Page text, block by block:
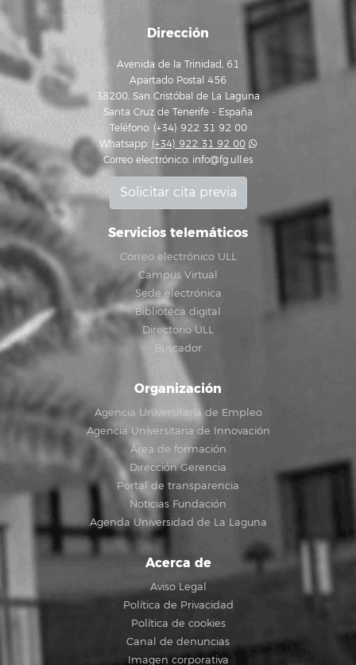
Dirección
Avenida de la Trinidad, 61
Apartado Postal 456
38200, San Cristóbal de La Laguna
Santa Cruz de Tenerife - España
Teléfono: (+34) 922 31 92 00
Whatsapp: (+34) 922 31 92 00
Correo electrónico: info@fg.ull.es
Solicitar cita previa
Servicios telemáticos
Correo electrónico ULL
Campus Virtual
Sede electrónica
Biblioteca digital
Directorio ULL
Buscador
Organización
Agencia Universitaria de Empleo
Agencia Universitaria de Innovación
Área de formación
Dirección Gerencia
Portal de transparencia
Noticias Fundación
Agenda Universidad de La Laguna
Acerca de
Aviso Legal
Política de Privacidad
Política de cookies
Canal de denuncias
Imagen corporativa